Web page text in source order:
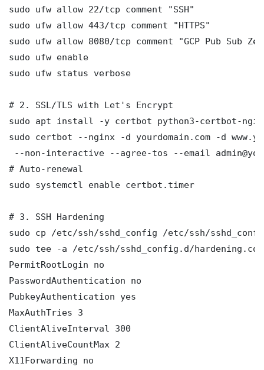
sudo ufw allow 22/tcp comment "SSH"
sudo ufw allow 443/tcp comment "HTTPS"
sudo ufw allow 8080/tcp comment "GCP Pub Sub
sudo ufw enable
sudo ufw status verbose
# 2. SSL/TLS with Let's Encrypt
sudo apt install -y certbot python3-certbot-
sudo certbot --nginx -d yourdomain.com -d
--non-interactive --agree-tos --email
# Auto-renewal
sudo systemctl enable certbot.timer
# 3. SSH Hardening
sudo cp /etc/ssh/sshd_config /etc/ssh/
sudo tee -a /etc/ssh/sshd_config.d/
PermitRootLogin no
PasswordAuthentication no
PubkeyAuthentication yes
MaxAuthTries 3
ClientAliveInterval 300
ClientAliveCountMax 2
X11Forwarding no